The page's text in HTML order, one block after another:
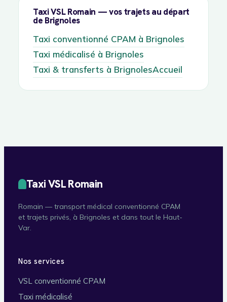
Taxi VSL Romain — vos trajets au départ
de Brignoles
Taxi conventionné CPAM à Brignoles
Taxi médicalisé à Brignoles
Taxi & transferts à BrignolesAccueil
Taxi VSL Romain
Romain — transport médical conventionné CPAM
et trajets privés, à Brignoles et dans tout le Haut-
Var.
Nos services
VSL conventionné CPAM
Taxi médicalisé